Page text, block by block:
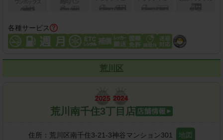
各種サービス
荒川区
荒川南千住3丁目店
住所： 荒川区南千住3-21-3神谷マンション301 地図